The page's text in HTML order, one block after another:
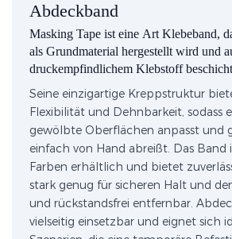
Abdeckband
Masking Tape ist eine Art Klebeband,
als Grundmaterial hergestellt wird und
druckempfindlichem Klebstoff
Seine einzigartige Kreppstruktur
Flexibilität und Dehnbarkeit, sodass
gewölbte Oberflächen anpasst und
einfach von Hand abreißt. Das Band
Farben erhältlich und bietet
stark genug für sicheren Halt und
und rückstandsfrei entfernbar.
vielseitig einsetzbar und eignet sich